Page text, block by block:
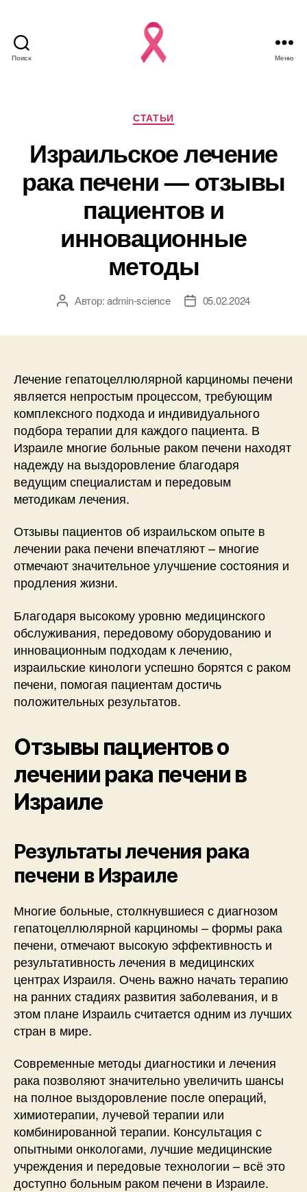
Поиск Меню
Рубрики
СТАТЬИ
Израильское лечение
рака печени — отзывы
пациентов и
инновационные
методы
АвторАвтор:admin-science
Дата05.02.2024
Лечение гепатоцеллюлярной карциномы печени
является непростым процессом, требующим
комплексного подхода и индивидуального
подбора терапии для каждого пациента. В
Израиле многие больные раком печени находят
надежду на выздоровление благодаря
ведущим специалистам и передовым
методикам лечения.
Отзывы пациентов об израильском опыте в
лечении рака печени впечатляют – многие
отмечают значительное улучшение состояния и
продления жизни.
Благодаря высокому уровню медицинского
обслуживания, передовому оборудованию и
инновационным подходам к лечению,
израильские кинологи успешно борятся с раком
печени, помогая пациентам достичь
положительных результатов.
Отзывы пациентов о
лечении рака печени в
Израиле
Результаты лечения рака
печени в Израиле
Многие больные, столкнувшиеся с диагнозом
гепатоцеллюлярной карциномы – формы рака
печени, отмечают высокую эффективность и
результативность лечения в медицинских
центрах Израиля. Очень важно начать терапию
на ранних стадиях развития заболевания, и в
этом плане Израиль считается одним из лучших
стран в мире.
Современные методы диагностики и лечения
рака позволяют значительно увеличить шансы
на полное выздоровление после операций,
химиотерапии, лучевой терапии или
комбинированной терапии. Консультация с
опытными онкологами, лучшие медицинские
учреждения и передовые технологии – всё это
доступно больным раком печени в Израиле.